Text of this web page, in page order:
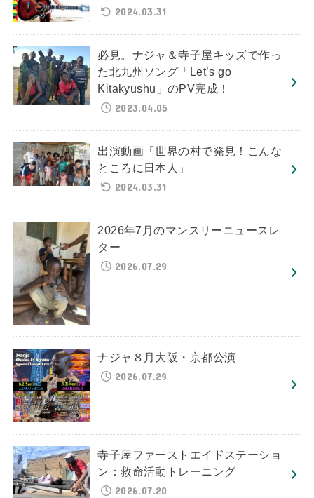
2024.03.31
必見。ナジャ＆寺子屋キッズで作っ
た北九州ソング「Let’s go
Kitakyushu」のPV完成！
2023.04.05
出演動画「世界の村で発見！こんな
ところに日本人」
2024.03.31
2026年7月のマンスリーニュースレ
ター
2026.07.29
ナジャ８月大阪・京都公演
2026.07.29
寺子屋ファーストエイドステーショ
ン：救命活動トレーニング
2026.07.20